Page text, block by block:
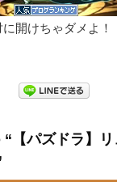
に開けちゃダメよ！
【パズドラ】リ